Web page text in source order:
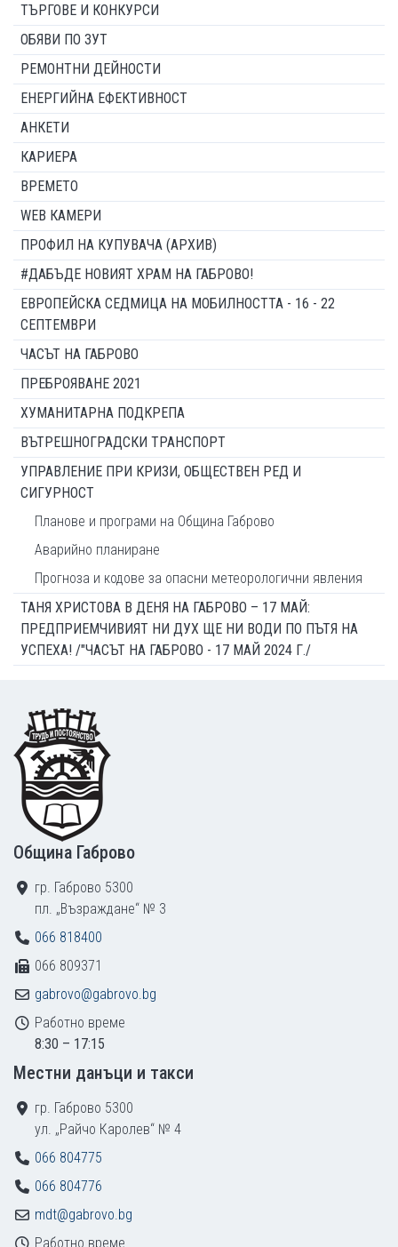
ТЪРГОВЕ И КОНКУРСИ
ОБЯВИ ПО ЗУТ
РЕМОНТНИ ДЕЙНОСТИ
ЕНЕРГИЙНА ЕФЕКТИВНОСТ
АНКЕТИ
КАРИЕРА
ВРЕМЕТО
WEB КАМЕРИ
ПРОФИЛ НА КУПУВАЧА (АРХИВ)
#ДАБЪДЕ НОВИЯТ ХРАМ НА ГАБРОВО!
ЕВРОПЕЙСКА СЕДМИЦА НА МОБИЛНОСТТА - 16 - 22
СЕПТЕМВРИ
ЧАСЪТ НА ГАБРОВО
ПРЕБРОЯВАНЕ 2021
ХУМАНИТАРНА ПОДКРЕПА
ВЪТРЕШНОГРАДСКИ ТРАНСПОРТ
УПРАВЛЕНИЕ ПРИ КРИЗИ, ОБЩЕСТВЕН РЕД И
СИГУРНОСТ
Планове и програми на Община Габрово
Аварийно планиране
Прогноза и кодове за опасни метеорологични явления
ТАНЯ ХРИСТОВА В ДЕНЯ НА ГАБРОВО – 17 МАЙ:
ПРЕДПРИЕМЧИВИЯТ НИ ДУХ ЩЕ НИ ВОДИ ПО ПЪТЯ НА
УСПЕХА! /"ЧАСЪТ НА ГАБРОВО - 17 МАЙ 2024 Г./
Footer
Община Габрово
гр. Габрово 5300
пл. „Възраждане“ № 3
066 818400
066 809371
gabrovo@gabrovo.bg
Работно време
8:30 – 17:15
Местни данъци и такси
гр. Габрово 5300
ул. „Райчо Каролев“ № 4
066 804775
066 804776
mdt@gabrovo.bg
Работно време